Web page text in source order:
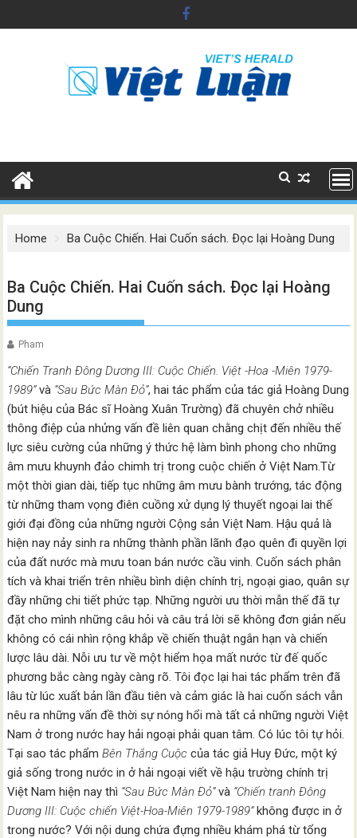
to
Home Ba Cuộc Chiến. Hai Cuốn sách. Ðọc lại Hoàng Dung
Ba Cuộc Chiến. Hai Cuốn sách. Ðọc lại Hoàng
Dung
Pham
“Chiến Tranh Ðông Dương III: Cuộc Chiến. Việt -Hoa -Miên 1979-
1989”và “Sau Bức Màn Ðỏ”, hai tác phẩm của tác giả Hoàng Dung
(bút hiệu của Bác sĩ Hoàng Xuân Trường) đã chuyên chở nhiều
thông điệp của nhửng vấn đề liên quan chằng chịt đến nhiều thế
lực siêu cường của những ý thức hệ làm bình phong cho những
âm mưu khuynh đảo chimh trị trong cuộc chiến ở Việt Nam.Từ
một thời gian dài, tiếp tục những âm mưu bành trướng, tác động
từ những tham vọng điên cuồng xử dụng lý thuyết ngoại lai thế
giới đại đồng của những người Cộng sản Việt Nam. Hậu quả là
hiện nay nảy sinh ra những thành phần lãnh đạo quên đi quyền lợi
của đất nước mà mưu toan bán nước cầu vinh. Cuốn sách phân
tích và khai triển trên nhiều bình diện chính trị, ngoại giao, quân sự
đầy những chi tiết phức tạp. Những người ưu thời mẫn thế đã tự
đặt cho mình những câu hỏi và câu trả lời sẽ không đơn giản nếu
không có cái nhìn rộng khắp về chiến thuật ngắn hạn và chiến
lược lâu dài. Nỗi ưu tư về một hiểm họa mất nước từ đế quốc
phương bắc càng ngày càng rõ. Tôi đọc lại hai tác phẩm trên đã
lâu từ lúc xuất bản lần đầu tiên và cảm giác là hai cuốn sách vẫn
nêu ra những vấn đề thời sự nóng hổi mà tất cả những người Việt
Nam ở trong nước hay hải ngoại phải quan tâm. Có lúc tôi tự hỏi.
Tại sao tác phẩmBên Thắng Cuộc của tác giả Huy Ðức, một ký
giả sống trong nước in ở hải ngoại viết về hậu trường chính trị
Việt Nam hiện nay thì “Sau Bức Màn Ðỏ”và “Chiến tranh Ðông
Dương III: Cuộc chiến Việt-Hoa-Miên 1979-1989”không được in ở
trong nước? Với nội dung chứa đựng nhiều khám phá từ tổng